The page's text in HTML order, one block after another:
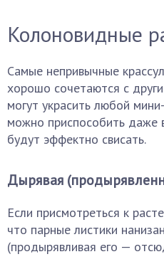
Колоновидные
Самые непривычные
хорошо сочетаются с
могут украсить любой
можно приспособить даже
будут эффектно свисать.
Дырявая
Если присмотреться к
что парные листики
(продырявливая его —